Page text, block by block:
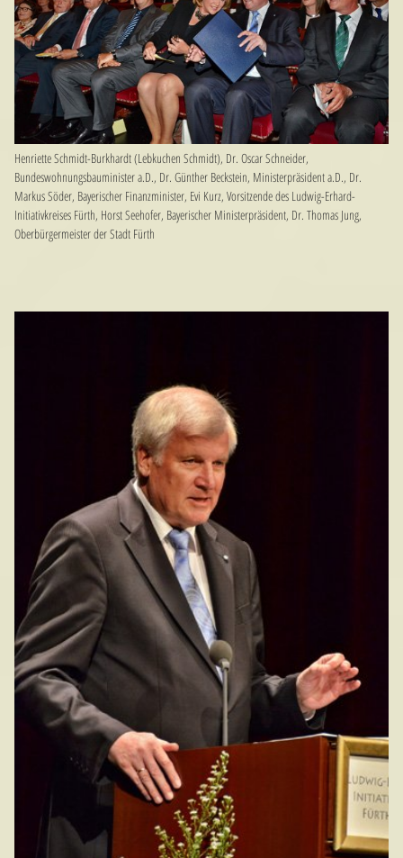
Henriette Schmidt-Burkhardt (Lebkuchen Schmidt), Dr. Oscar Schneider,
Bundeswohnungsbauminister a.D., Dr. Günther Beckstein, Ministerpräsident a.D., Dr.
Markus Söder, Bayerischer Finanzminister, Evi Kurz, Vorsitzende des Ludwig-Erhard-
Initiativkreises Fürth, Horst Seehofer, Bayerischer Ministerpräsident, Dr. Thomas Jung,
Oberbürgermeister der Stadt Fürth